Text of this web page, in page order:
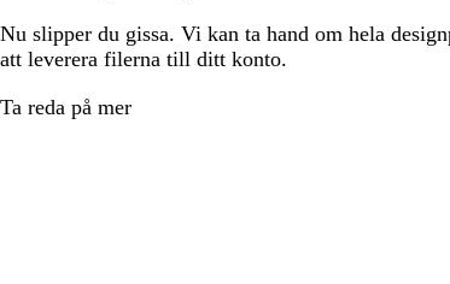
Nu slipper du gissa. Vi kan ta hand om hela
att leverera filerna till ditt konto.
Ta reda på mer